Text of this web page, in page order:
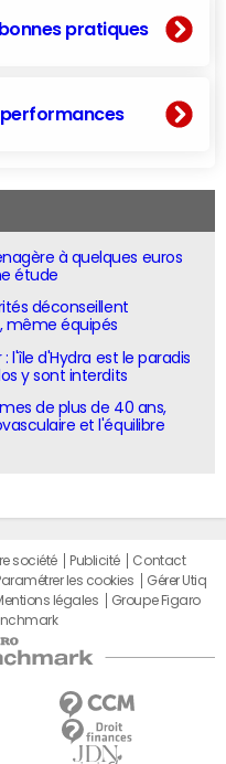
pratiques
à quelques euros
étude
déconseillent
même équipés
l'île d'Hydra est le paradis
y sont interdits
de plus de 40 ans,
et l'équilibre
société Publicité
Contact
les cookies
Gérer Utiq
légales
Groupe Figaro